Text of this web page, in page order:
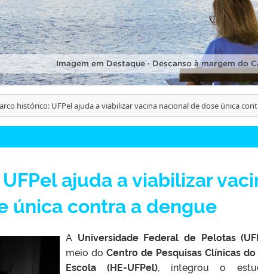
Imagem em Destaque · Descanso à margem do
histórico: UFPel ajuda a viabilizar vacina nacional de dose única
ajuda a viabilizar
única contra a dengue
A Universidade Federal de Pelotas
meio do Centro de Pesquisas Clínicas
Escola (HE-UFPel), integrou o